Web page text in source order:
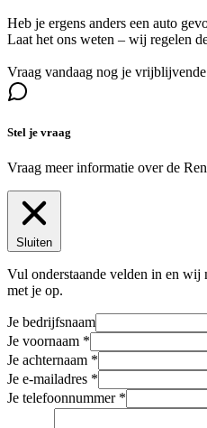
Heb je ergens anders een auto
Laat het ons weten – wij regelen
Vraag vandaag nog je
Stel je vraag
Vraag meer informatie over de
Sluiten
Vul onderstaande velden in en wij
met je op.
Je bedrijfsnaam
Je voornaam
Je achternaam
Je e-mailadres
Je telefoonnummer